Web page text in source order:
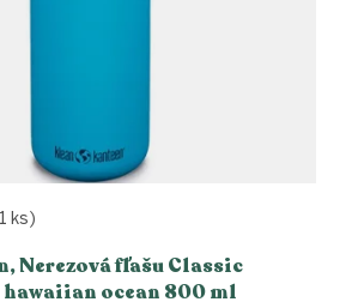
Nerezová fľašu Classic
ocean 800 ml
ks)